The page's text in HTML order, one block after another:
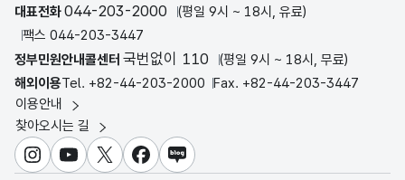
대표전화044-203-2000
(평일 9시 ~ 18시, 유료)
팩스 044-203-3447
정부민원안내콜센터 국번없이 110
(평일 9시 ~ 18시, 무료)
해외이용Tel. +82-44-203-2000 Fax. +82-44-203-3447
이용안내
찾아오시는 길
인스타그램
유튜브X 페이스북
블로그